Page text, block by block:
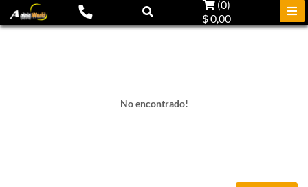
(0)
$ 0,00
No encontrado!